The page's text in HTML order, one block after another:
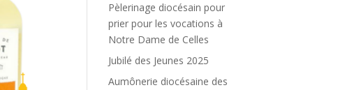
Pèlerinage diocésain pour
prier pour les vocations à
Notre Dame de Celles
Jubilé des Jeunes 2025
Aumônerie diocésaine des